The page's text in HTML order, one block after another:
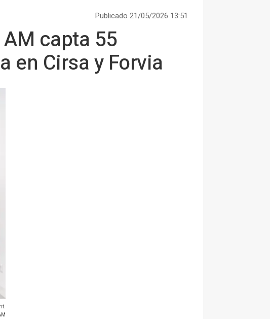
Publicado 21/05/2026 13:51
capta 55
en Cirsa y Forvia